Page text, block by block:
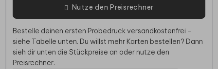
Nutze den Preisrechner
Bestelle deinen ersten Probedruck versandkostenfrei –
siehe Tabelle unten. Du willst mehr Karten bestellen? Dann
sieh dir unten die Stückpreise an oder nutze den
Preisrechner.